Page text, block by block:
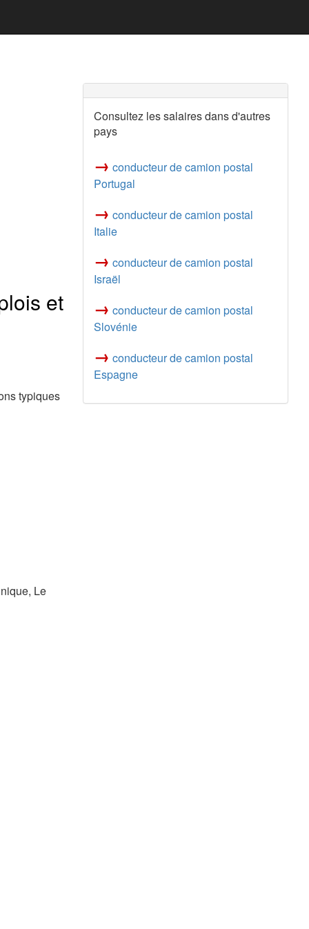
et
typiques
Le
Consultez les salaires dans d'autres
pays
→ conducteur de camion postal
Portugal
→ conducteur de camion postal
Italie
→ conducteur de camion postal
Israël
→ conducteur de camion postal
Slovénie
→ conducteur de camion postal
Espagne